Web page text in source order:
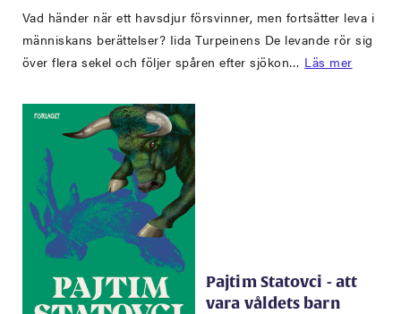
Vad händer när ett havsdjur försvinner, men fortsätter leva i
människans berättelser? Iida Turpeinens De levande rör sig
över flera sekel och följer spåren efter sjökon… Läs mer
Pajtim Statovci - att
vara våldets barn